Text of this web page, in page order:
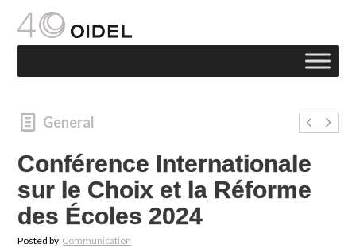
General
Conférence Internationale
sur le Choix et la Réforme
des Écoles 2024
Posted by Communication